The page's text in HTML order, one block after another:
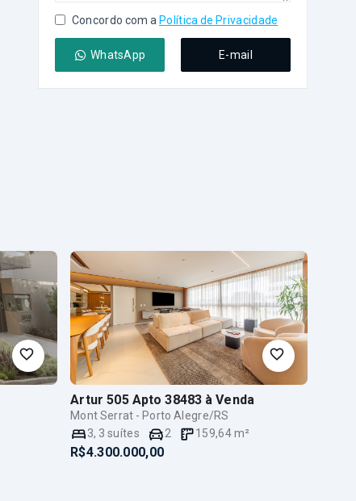
Concordo com a Política de Privacidade
WhatsApp E-mail
Artur 505 Apto 38483 à Venda
Mont Serrat - Porto Alegre/RS
3, 3 suítes 2 159,64m²
R$4.300.000,00